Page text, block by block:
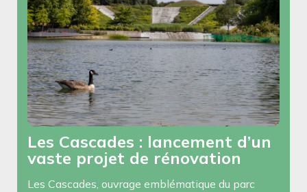
Les Cascades : lancement d’un
vaste projet de rénovation
Les Cascades, ouvrage emblématique du parc